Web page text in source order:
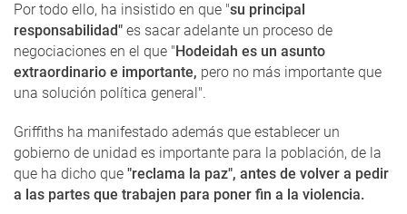
Por todo ello, ha insistido en que "su principal
responsabilidad" es sacar adelante un proceso de
negociaciones en el que " Hodeidah es un asunto
extraordinario e importante, pero no más importante que
una solución política general".
Griffiths ha manifestado además que establecer un
gobierno de unidad es importante para la población, de la
que ha dicho que "reclama la paz", antes de volver a pedir
a las partes que trabajen para poner fin a la violencia.